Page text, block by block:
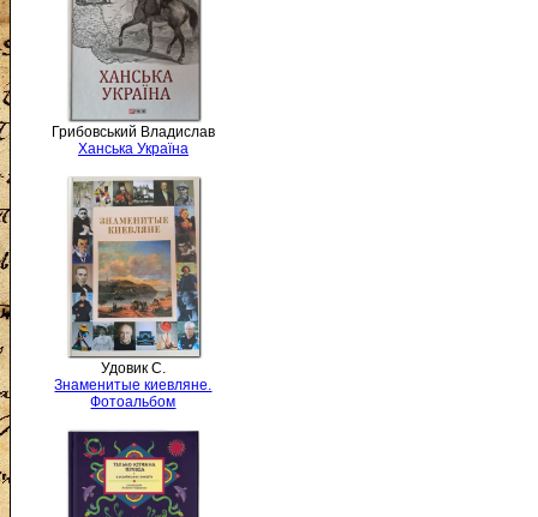
Грибовський Владислав
Ханська Україна
Удовик С.
Знаменитые киевляне.
Фотоальбом